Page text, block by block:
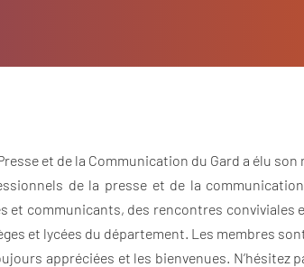
Presse et de la Communication du Gard a élu
de la presse et de la
et communicants, des rencontres
et lycées du département. Les membres
appréciées et les bienvenues. N’hésitez